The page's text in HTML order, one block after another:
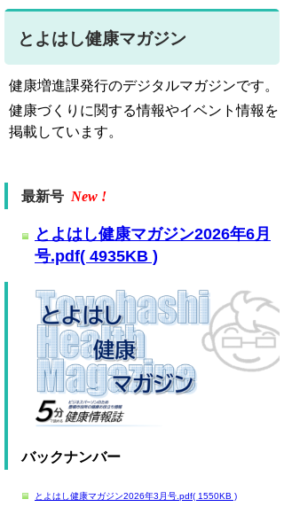
とよはし健康マガジン
健康増進課発行のデジタルマガジンです。
健康づくりに関する情報やイベント情報を
掲載しています。
最新号 New !
とよはし健康マガジン2026年6月
号.pdf( 4935KB )
バックナンバー
とよはし健康マガジン2026年3月号.pdf( 1550KB )